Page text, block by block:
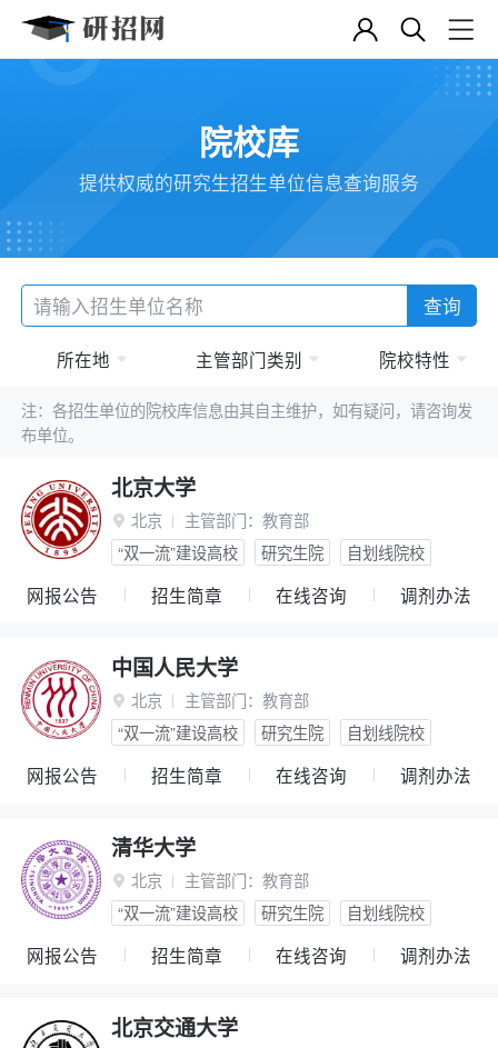
院校库
提供权威的研究生招生单位信息查询服务
查询
所在地 主管部门类别 院校特性
注：各招生单位的院校库信息由其自主维护，如有疑问，请咨询发
布单位。
北京大学
 北京 主管部门： 教育部
“双一流”建设高校
研究生院 自划线院校
网报公告 招生简章 在线咨询 调剂办法
中国人民大学
 北京 主管部门： 教育部
“双一流”建设高校
研究生院 自划线院校
网报公告 招生简章 在线咨询 调剂办法
清华大学
 北京 主管部门： 教育部
“双一流”建设高校
研究生院 自划线院校
网报公告 招生简章 在线咨询 调剂办法
北京交通大学